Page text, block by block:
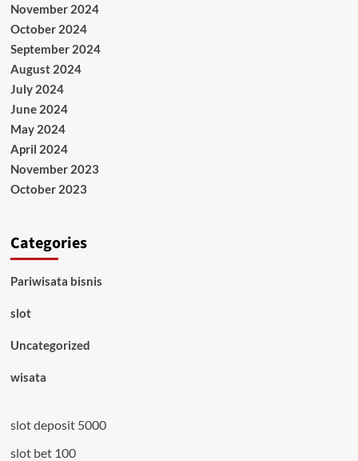
November 2024
October 2024
September 2024
August 2024
July 2024
June 2024
May 2024
April 2024
November 2023
October 2023
Categories
Pariwisata bisnis
slot
Uncategorized
wisata
slot deposit 5000
slot bet 100